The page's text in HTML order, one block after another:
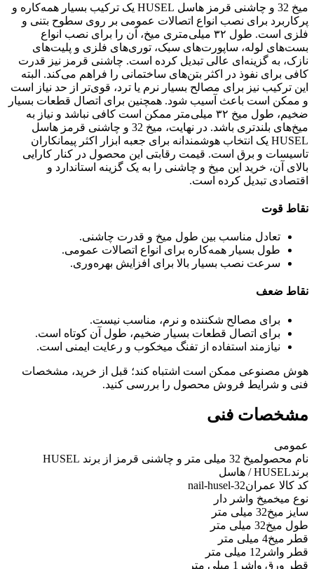
میخ 32 و چاشنی قرمز هاسل HUSEL یک ترکیب بسیار همه‌کاره و
پرکاربرد برای نصب انواع اتصالات عمومی بر روی سطوح بتنی و
فلزی است. طول ۳۲ میلی‌متری میخ، آن را برای نصب انواع
بست‌های لوله، ساپورت‌های سبک، توری‌های فلزی و پلیت‌های
نازک، به گزینه‌ای عالی تبدیل کرده است. چاشنی قرمز نیز قدرت
کافی برای نفوذ در اکثر بتن‌های ساختمانی را فراهم می‌کند. البته
این ترکیب نیز برای مصالح بسیار نرم یا ترد، قوی‌تر از حد نیاز است
و ممکن است باعث آسیب شود. همچنین برای اتصال قطعات بسیار
ضخیم، طول میخ ۳۲ میلی‌متر ممکن است کافی نباشد و نیاز به
میخ‌های بلندتری باشد. در نهایت، میخ 32 و چاشنی قرمز هاسل
HUSEL یک انتخاب هوشمندانه برای جعبه ابزار اکثر پیمانکاران
تاسیسات و برق است. قیمت رقابتی این محصول در کنار کارایی
بالای آن، خرید این میخ و چاشنی را به یک گزینه استاندارد و
اقتصادی تبدیل کرده است.
نقاط قوت
تعادل مناسب بین طول میخ و قدرت چاشنی.
طول بسیار همه‌کاره برای انواع اتصالات عمومی.
سرعت نصب بسیار بالا برای افزایش بهره‌وری.
نقاط ضعف
برای مصالح شکننده و نرم، مناسب نیست.
برای اتصال قطعات بسیار ضخیم، طول آن کوتاه است.
نیازمند استفاده از تفنگ میخکوب و رعایت ایمنی است.
هوش مصنوعی ممکن است اشتباه کند؛ قبل از خرید، مشخصات
فنی و شرایط فروش محصول را بررسی کنید.
مشخصات فنی
عمومی
نام محصولمیخ 32 میلی متر و چاشنی قرمز از برند HUSEL
برندHUSEL / هاسل
کد کالا عمرانnail-husel-32
نوع میخمیخ واشر دار
سایز میخ32 میلی متر
طول میخ32 میلی متر
قطر میخ4 میلی متر
قطر واشر 12 میلی متر
قطر ورق واشر 1 میلی متر